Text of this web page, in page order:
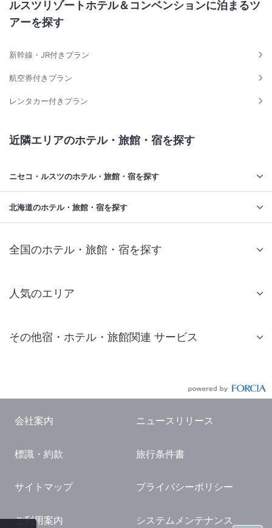
ルスツリゾートホテル＆コンベンションに泊まるツ
アーを探す
新幹線・JR付きプラン
航空券付きプラン
レンタカー付きプラン
近隣エリアのホテル・旅館・宿を探す
ニセコ・ルスツのホテル・旅館・宿を探す
北海道のホテル・旅館・宿を探す
全国のホテル・旅館・宿を探す
人気のエリア
仙台 ホテル
東京ドーム ホテル
横浜 ホテル
熱海 ホテル
その他宿・ホテル・旅館関連 サービス
国内観光ガイド
旅行・観光情報
会社案内 ニュースリリース
標識・約款 旅行条件書
サイトマップ プライバシーポリシー
ご利用案内 システムメンテナンス